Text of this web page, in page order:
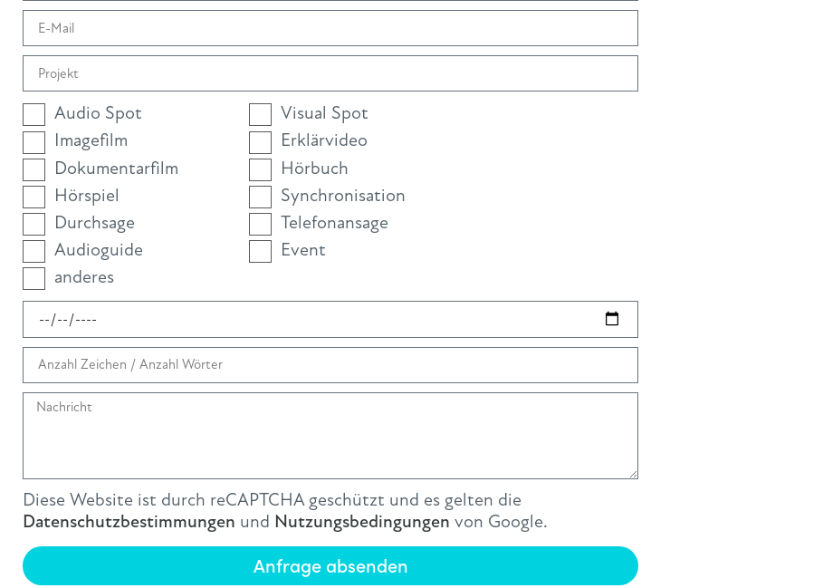
Audio Spot
Visual Spot
Imagefilm
Erklärvideo
Dokumentarfilm
Hörbuch
Hörspiel
Synchronisation
Durchsage
Telefonansage
Audioguide
Event
anderes
Diese Website ist durch reCAPTCHA geschützt und es gelten die
Datenschutzbestimmungen und Nutzungsbedingungen von Google.
Anfrage absenden